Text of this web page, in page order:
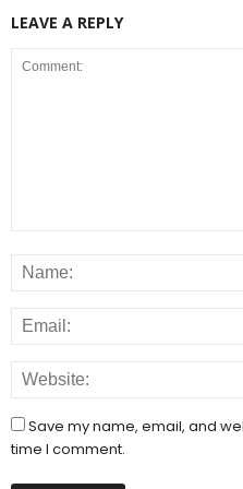
LEAVE A REPLY
Save my name, email, and
time I comment.